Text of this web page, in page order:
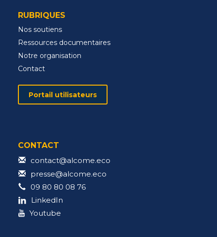
RUBRIQUES
Nos soutiens
Ressources documentaires
Notre organisation
Contact
Portail utilisateurs
CONTACT
contact@alcome.eco
presse@alcome.eco
09 80 80 08 76
LinkedIn
Youtube